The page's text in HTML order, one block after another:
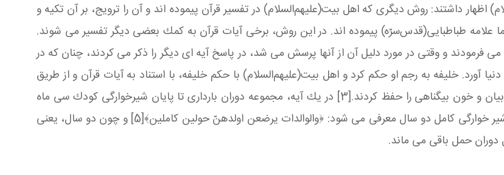
داشتند: روش دیگری كه اهل بیت(علیهم‌السلام) در تفسیر قرآن پیموده‏ اند و آن را ترویج، بر آن تكیه و
ما علامه طباطبایی(قدس‌سرّه) پیموده‏ اند. در این روش، برخی آیات قرآن به كمك بعضی دیگر تفسیر می‏ شوند.
فرمودند و وقتی در مورد دلیل آن از آنها پرسش می‏ شد، در پاسخ آیه‏ ای دیگر را ذكر می‏ كردند، چنان كه در
آورد. خلیفه به رجم او حكم كرد و اهل‏ بیت(علیهم‌السلام) با حكم خلیفه، با استناد به آیات قرآن و از طریق
انضمام آیات با یك‏دیگر مخالفت كردند. بدین ترتیب، حكم خدا را بیان و خون بی‏گناهی را حفظ كردند.[3] در یك آیه، مجموعه دوران بارداری تا پایان شیرخوارگی كودك سی‏ ماه
بیان شده است: ﴿وحمله و فصاله ثلاثون شهرا﴾[4] و در آیه دیگر، شیر خوارگی كامل دو سال معرفی می‏ شود: ﴿والوالدات یرضعن اولدهنّ حولین كاملین﴾[5] و چون دو سال، یعنی
حمل باقی می‏ ماند.